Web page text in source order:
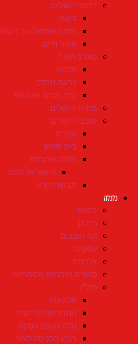
דרום ירושלים
בקעה
חומת שמואל-הר חומה
מקור חיים
מערב העיר
מלחה
גבעת מרדכי
בית הכרם ויפה נוף
מזרח ירושלים
סובב ירושלים
אפרת
בית שמש
מעלה אדומים
מישור אדומים
מבשרת ציון
כלכלה
ביטוח
הייטק
הר חוצבים
עסקים
צרכנות
קניונים ומרכזים מסחריים
נדל"ן
מלונאות
התחדשות עירונית
נדלן עושים עסקה
רובע הכניסה לעיר